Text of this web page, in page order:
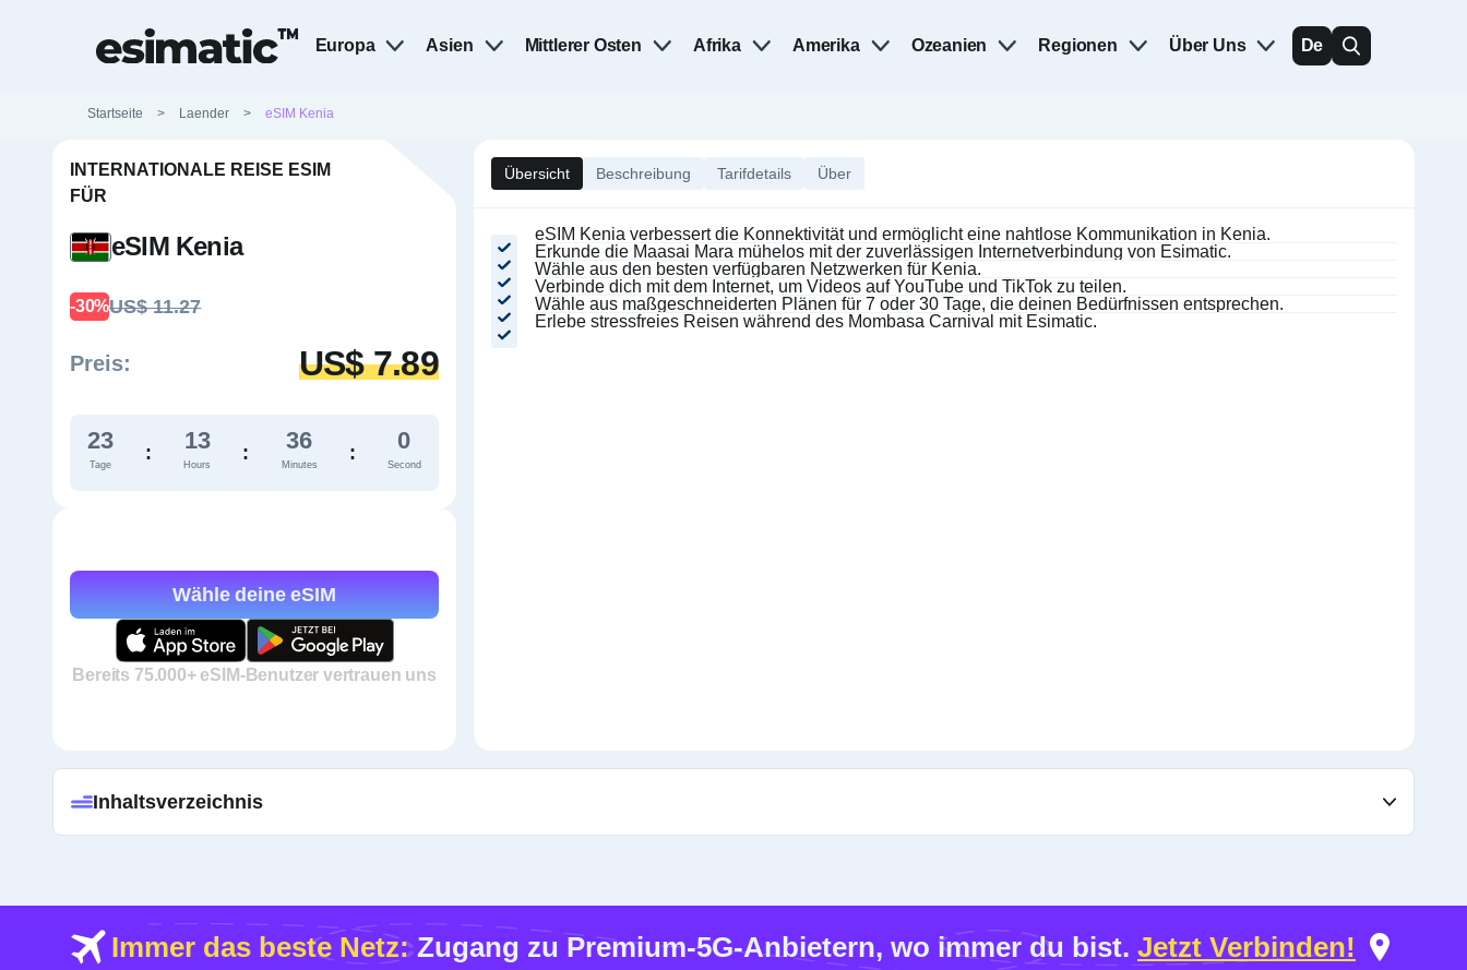
Europa Asien Mittlerer Osten Afrika Amerika Ozeanien Regionen Über Uns De
Startseite > Laender > eSIM Kenia
INTERNATIONALE REISE ESIM
FÜR
eSIM Kenia
-30%US$ 11.27
Preis: US$ 7.89
23
Tage
: 13
Hours
: 35
Minutes
: 59
Second
Wähle deine eSIM
Bereits 75.000+ eSIM-Benutzer vertrauen uns
Übersicht Beschreibung Tarifdetails Über
eSIM Kenia verbessert die Konnektivität und ermöglicht eine nahtlose Kommunikation in Kenia.
Erkunde die Maasai Mara mühelos mit der zuverlässigen Internetverbindung von Esimatic.
Wähle aus den besten verfügbaren Netzwerken für Kenia.
Verbinde dich mit dem Internet, um Videos auf YouTube und TikTok zu teilen.
Wähle aus maßgeschneiderten Plänen für 7 oder 30 Tage, die deinen Bedürfnissen entsprechen.
Erlebe stressfreies Reisen während des Mombasa Carnival mit Esimatic.
Inhaltsverzeichnis
Immer das beste Netz:Zugang zu Premium-5G-Anbietern, wo immer du bist. Jetzt Verbinden!